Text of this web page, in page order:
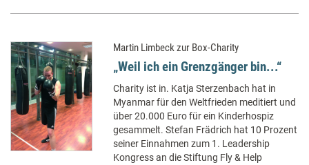
Martin Limbeck zur Box-Charity
„Weil ich ein Grenzgänger bin...“
Charity ist in. Katja Sterzenbach hat in
Myanmar für den Weltfrieden meditiert und
über 20.000 Euro für ein Kinderhospiz
gesammelt. Stefan Frädrich hat 10 Prozent
seiner Einnahmen zum 1. Leadership
Kongress an die Stiftung Fly & Help